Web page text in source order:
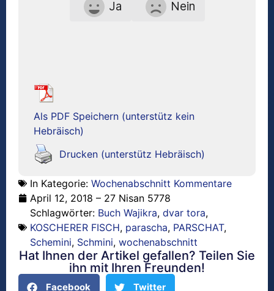
Ja Nein
Als PDF Speichern (unterstütz kein
Hebräisch)
Drucken (unterstütz Hebräisch)
In Kategorie: Wochenabschnitt Kommentare
April 12, 2018 – 27 Nisan 5778
Schlagwörter: Buch Wajikra, dvar tora,
KOSCHERER FISCH, parascha, PARSCHAT,
Schemini, Schmini, wochenabschnitt
Hat Ihnen der Artikel gefallen? Teilen Sie
ihn mit Ihren Freunden!
Facebook Twitter